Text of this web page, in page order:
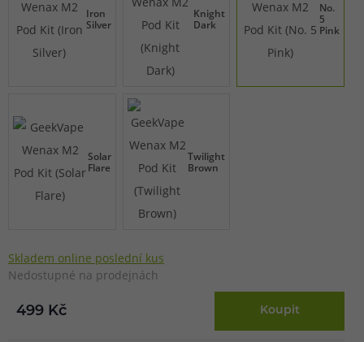
Iron
Silver
Knight
Dark
No.
5
Pink
Solar
Flare
Twilight
Brown
Skladem online poslední kus
Nedostupné na prodejnách
499 Kč Koupit